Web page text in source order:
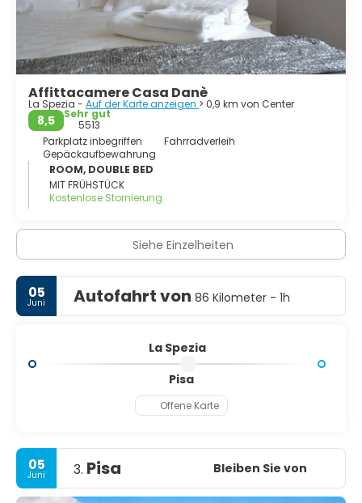
Inseln Palmaria, Tino und Tinetto wurden von der Unesco
zum Weltkulturerbe erklärt.
Affittacamere Casa Danè
La Spezia - Auf der Karte anzeigen > 0,9 km von Center
8,5
Sehr gut
5513
Parkplatz inbegriffen
Fahrradverleih
Gepäckaufbewahrung
ROOM, DOUBLE BED
MIT FRÜHSTÜCK
Kostenlose Stornierung
Siehe Einzelheiten
05
Juni Autofahrt von 86 Kilometer - 1h
La Spezia
Pisa
Offene Karte
05
Juni 3. Pisa Bleiben Sie von